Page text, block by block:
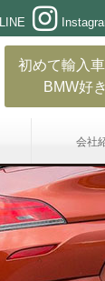
LINE
初めて輸入
BMW好
会社